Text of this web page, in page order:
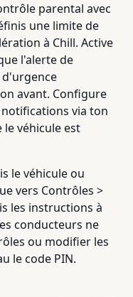
parental avec
une limite de
à Chill. Active
l'alerte de
avant. Configure
via ton
véhicule est
le véhicule ou
vers Contrôles >
les instructions à
conducteurs ne
ou modifier les
le code PIN.